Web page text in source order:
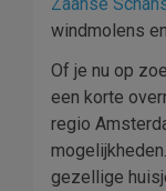
windmolens
Of je nu op
een korte
regio
gezellige